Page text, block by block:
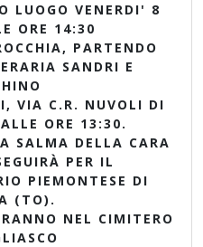
LUOGO VENERDI' 8
ORE 14:30
PARTENDO
SANDRI E
VIA C.R. NUVOLI DI
ORE 13:30.
SALMA DELLA CARA
PER IL
PIEMONTESE DI
(TO).
NEL CIMITERO